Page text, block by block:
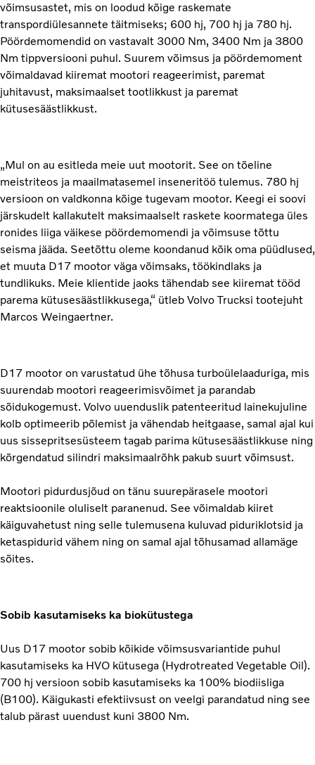
võimsusastet, mis on loodud kõige raskemate
transpordiülesannete täitmiseks; 600 hj, 700 hj ja 780 hj.
Pöördemomendid on vastavalt 3000 Nm, 3400 Nm ja 3800
Nm tippversiooni puhul. Suurem võimsus ja pöördemoment
võimaldavad kiiremat mootori reageerimist, paremat
juhitavust, maksimaalset tootlikkust ja paremat
kütusesäästlikkust.
„Mul on au esitleda meie uut mootorit. See on tõeline
meistriteos ja maailmatasemel inseneritöö tulemus. 780 hj
versioon on valdkonna kõige tugevam mootor. Keegi ei soovi
järskudelt kallakutelt maksimaalselt raskete koormatega üles
ronides liiga väikese pöördemomendi ja võimsuse tõttu
seisma jääda. Seetõttu oleme koondanud kõik oma püüdlused,
et muuta D17 mootor väga võimsaks, töökindlaks ja
tundlikuks. Meie klientide jaoks tähendab see kiiremat tööd
parema kütusesäästlikkusega,“ ütleb Volvo Trucksi tootejuht
Marcos Weingaertner.
D17 mootor on varustatud ühe tõhusa turboülelaaduriga, mis
suurendab mootori reageerimisvõimet ja parandab
sõidukogemust. Volvo uuenduslik patenteeritud lainekujuline
kolb optimeerib põlemist ja vähendab heitgaase, samal ajal kui
uus sissepritsesüsteem tagab parima kütusesäästlikkuse ning
kõrgendatud silindri maksimaalrõhk pakub suurt võimsust.
Mootori pidurdusjõud on tänu suurepärasele mootori
reaktsioonile oluliselt paranenud. See võimaldab kiiret
käiguvahetust ning selle tulemusena kuluvad piduriklotsid ja
ketaspidurid vähem ning on samal ajal tõhusamad allamäge
sõites.
Sobib kasutamiseks ka biokütustega
Uus D17 mootor sobib kõikide võimsusvariantide puhul
kasutamiseks ka HVO kütusega (Hydrotreated Vegetable Oil).
700 hj versioon sobib kasutamiseks ka 100% biodiisliga
(B100). Käigukasti efektiivsust on veelgi parandatud ning see
talub pärast uuendust kuni 3800 Nm.